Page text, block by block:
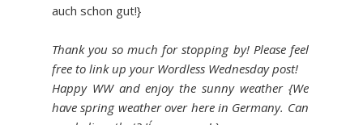
auch schon gut!}
Thank you so much for stopping by! Please feel
free to link up your Wordless Wednesday post!
Happy WW and enjoy the sunny weather {We
have spring weather over here in Germany. Can